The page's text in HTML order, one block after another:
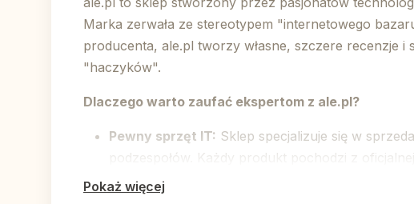
Marka zerwała ze stereotypem "internetowego
producenta, ale.pl tworzy własne, szczere recenzje
"haczyków".
Dlaczego warto zaufać ekspertom z ale.pl?
Pewny sprzęt IT: Sklep specjalizuje się w
podzespołów. Każdy produkt pochodzi z
Centrum Druku:
Pokaż więcej